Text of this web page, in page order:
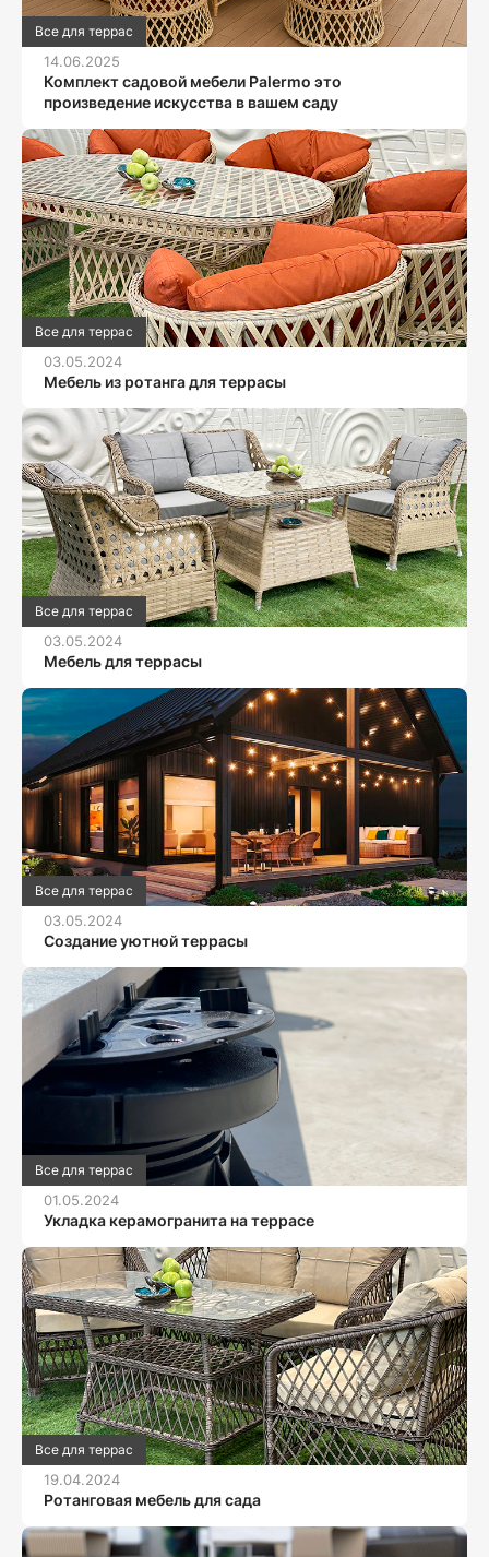
Все для террас
14.06.2025
Комплект садовой мебели Palermo это
произведение искусства в вашем саду
Все для террас
03.05.2024
Мебель из ротанга для террасы
Все для террас
03.05.2024
Мебель для террасы
Все для террас
03.05.2024
Создание уютной террасы
Все для террас
01.05.2024
Укладка керамогранита на террасе
Все для террас
19.04.2024
Ротанговая мебель для сада